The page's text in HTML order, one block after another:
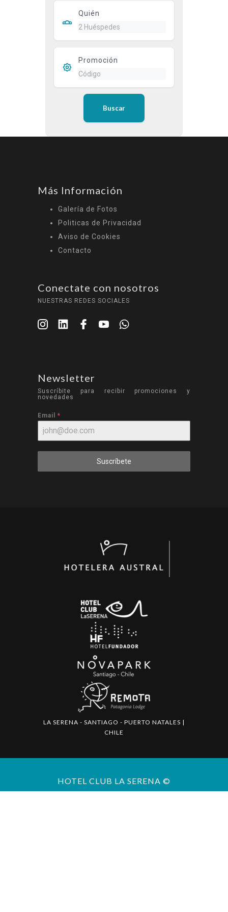
Quién
Promoción
Buscar
Más Información
Galería de Fotos
Politicas de Privacidad
Aviso de Cookies
Contacto
Conectate con nosotros
NUESTRAS REDES SOCIALES
Newsletter
Suscríbite para recibir promociones y
novedades
Email *
Suscríbete
LA SERENA - SANTIAGO - PUERTO NATALES |
CHILE
HOTEL CLUB LA SERENA ©